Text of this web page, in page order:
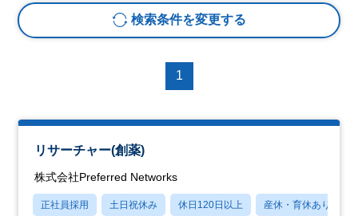
検索条件を変更する
1
リサーチャー(創薬)
株式会社Preferred Networks
正社員採用 土日祝休み 休日120日以上 産休・育休あり